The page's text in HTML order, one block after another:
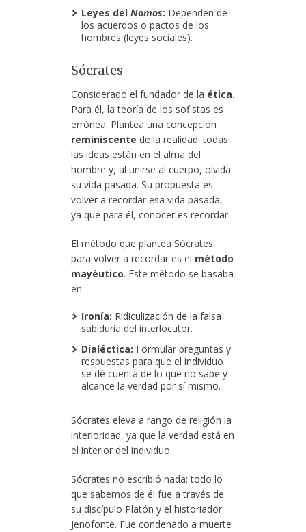
Leyes del Nomos: Dependen de
los acuerdos o pactos de los
hombres (leyes sociales).
Sócrates
Considerado el fundador de la ética.
Para él, la teoría de los sofistas es
errónea. Plantea una concepción
reminiscente de la realidad: todas
las ideas están en el alma del
hombre y, al unirse al cuerpo, olvida
su vida pasada. Su propuesta es
volver a recordar esa vida pasada,
ya que para él, conocer es recordar.
El método que plantea Sócrates
para volver a recordar es el método
mayéutico. Este método se basaba
en:
Ironía: Ridiculización de la falsa
sabiduría del interlocutor.
Dialéctica: Formular preguntas y
respuestas para que el individuo
se dé cuenta de lo que no sabe y
alcance la verdad por sí mismo.
Sócrates eleva a rango de religión la
interioridad, ya que la verdad está en
el interior del individuo.
Sócrates no escribió nada; todo lo
que sabemos de él fue a través de
su discípulo Platón y el historiador
Jenofonte. Fue condenado a muerte